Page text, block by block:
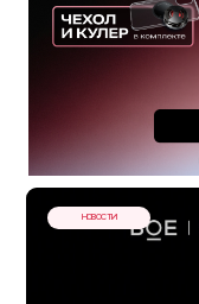
НОВОСТИ